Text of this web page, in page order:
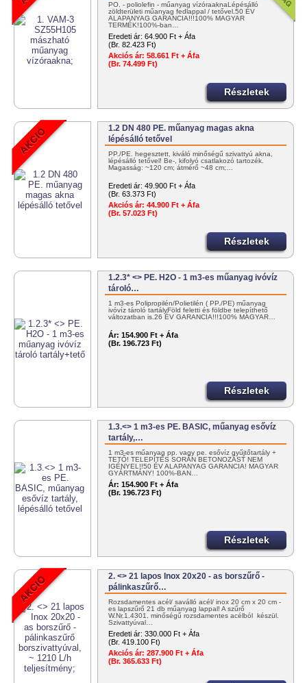
PO. - poliolefin - műanyag vízóraaknaLépésálló
zöldterületi műanyag fedlappal / tetővel.50 ÉV
ALAPANYAG GARANCIA!!!100% MAGYAR
TERMÉK!100%-ban…
Eredeti ár: 64.900 Ft + Áfa
(Br. 82.423 Ft)
Akciós ár: 58.661 Ft + Áfa
(Br. 74.499 Ft)
Részletek
1.2 DN 480 PE. műanyag magas akna
lépésálló tetővel
PP./PE. hegesztett, kiváló minőségű szivattyú akna,
lépésálló tetővel! Be-, kifolyó csatlakozó tartozék.
Magasság: ~120 cm; átmérő ~48 cm;…
Eredeti ár: 49.900 Ft + Áfa
(Br. 63.373 Ft)
Akciós ár: 44.900 Ft + Áfa
(Br. 57.023 Ft)
Részletek
1.2.3* <> PE. H2O - 1 m3-es műanyag ivóvíz
tároló…
1 m3-es Polipropilén/Polietilén ( PP./PE) műanyag
ivóvíz tároló tartályFöld feletti és földbe telepíthető
változatban is.26 ÉV GARANCIA!!!100% MAGYAR…
Ár: 154.900 Ft + Áfa
(Br. 196.723 Ft)
Részletek
1.3.<> 1 m3-es PE. BASIC, műanyag esővíz
tartály,…
1 m3-es műanyag pp. vagy pe. esővíz gyűjtőtartály +
TETŐ! TELEPÍTÉS SORÁN BETONOZÁST NEM
IGÉNYEL!!50 ÉV ALAPANYAG GARANCIA! MAGYAR
GYÁRTMÁNY! 100%-BAN…
Ár: 154.900 Ft + Áfa
(Br. 196.723 Ft)
Részletek
2. <> 21 lapos Inox 20x20 - as borszűrő -
pálinkaszűrő…
Rozsdamentes acél/ saválló acél/ inox 20 cm x 20 cm -
es lapszűrő 21 db műanyag lappal! A szűrő
W.Nr.1.4301. minőségű rozsdamentes acélból készül.
Szivattyúval…
Eredeti ár: 330.000 Ft + Áfa
(Br. 419.100 Ft)
Akciós ár: 287.900 Ft + Áfa
(Br. 365.633 Ft)